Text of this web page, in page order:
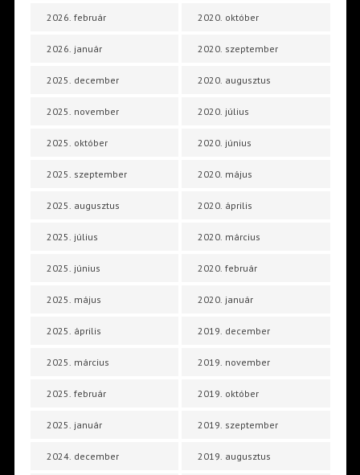
2026. február
2026. január
2025. december
2025. november
2025. október
2025. szeptember
2025. augusztus
2025. július
2025. június
2025. május
2025. április
2025. március
2025. február
2025. január
2024. december
2020. október
2020. szeptember
2020. augusztus
2020. július
2020. június
2020. május
2020. április
2020. március
2020. február
2020. január
2019. december
2019. november
2019. október
2019. szeptember
2019. augusztus